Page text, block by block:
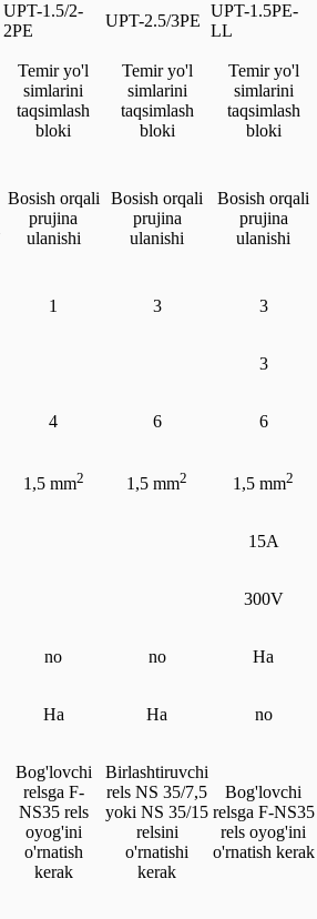
UPT-1.5/2-
2PE
UPT-2.5/3PE
UPT-1.5PE-
LL
Temir yo'l
simlarini
taqsimlash
bloki
Temir yo'l
simlarini
taqsimlash
bloki
Temir yo'l
simlarini
taqsimlash
bloki
Bosish orqali
prujina
ulanishi
Bosish orqali
prujina
ulanishi
Bosish orqali
prujina
ulanishi
1 3 3
3
4 6 6
1,5 mm2 1,5 mm2 1,5 mm2
15A
300V
no no Ha
Ha Ha no
Bog'lovchi
relsga F-
NS35 rels
oyog'ini
o'rnatish
kerak
Birlashtiruvchi
rels NS 35/7,5
yoki NS 35/15
relsini
o'rnatishi
kerak
Bog'lovchi
relsga F-NS35
rels oyog'ini
o'rnatish kerak